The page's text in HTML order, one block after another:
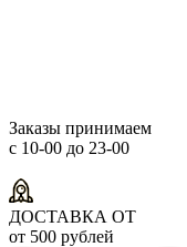
Заказы принимаем
с 10-00 до 23-00
ДОСТАВКА ОТ
от 500 рублей